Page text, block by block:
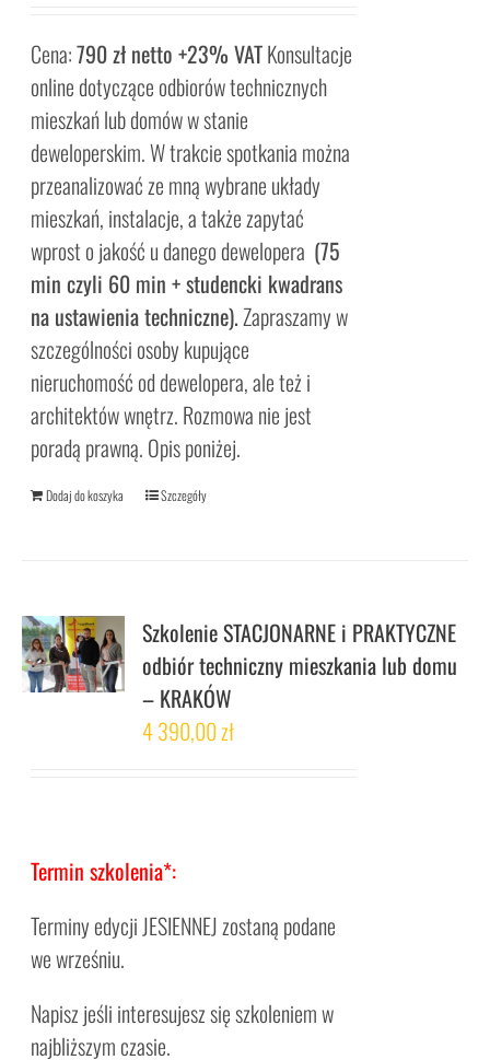
Cena:790 zł netto +23% VATKonsultacje
online dotyczące odbiorów technicznych
mieszkań lub domów w stanie
deweloperskim. W trakcie spotkania można
przeanalizować ze mną wybrane układy
mieszkań, instalacje, a także zapytać
wprost o jakość u danego dewelopera (75
min czyli 60 min + studencki kwadrans
na ustawienia techniczne).Zapraszamy w
szczególności osoby kupujące
nieruchomość od dewelopera, ale też i
architektów wnętrz. Rozmowa nie jest
poradą prawną. Opis poniżej.
Dodaj do koszyka Szczegóły
Szkolenie STACJONARNE i PRAKTYCZNE
odbiór techniczny mieszkania lub domu
– KRAKÓW
4 390,00zł
Termin szkolenia*:
Terminy edycji JESIENNEJ zostaną podane
we wrześniu.
Napisz jeśli interesujesz się szkoleniem w
najbliższym czasie.